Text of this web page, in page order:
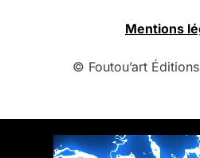
Mentions
© Foutou’art